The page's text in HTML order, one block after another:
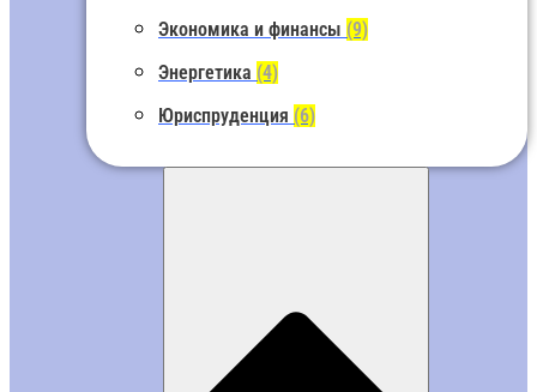
Экономика и финансы (9)
Энергетика (4)
Юриспруденция (6)